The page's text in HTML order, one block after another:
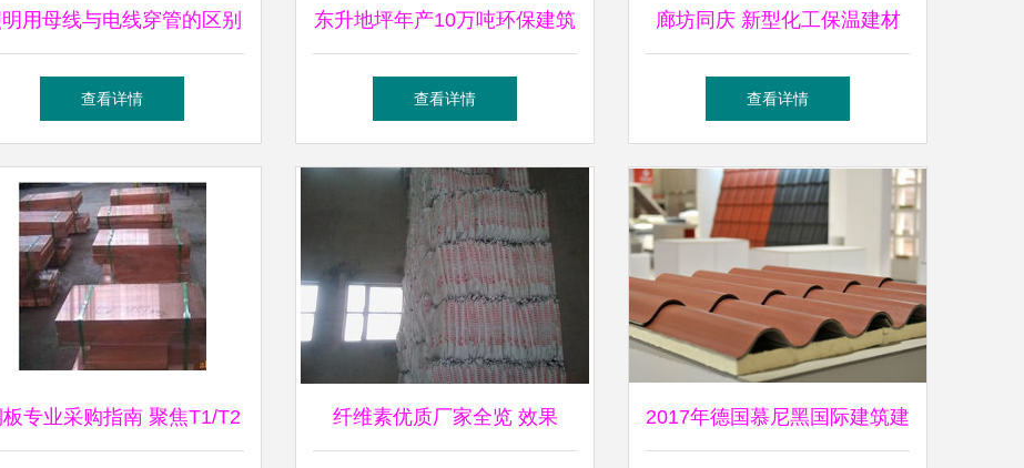
用母线与电线穿管的区别
及建筑材料分析
查看详情
东升地坪年产10万吨环保建筑
涂料化工厂即将投产，引领绿
查看详情
廊坊同庆 新型化工保温建材
领域卓越的展会服务提供商
查看详情
专业采购指南 聚焦T1/T2 纤维素优质厂家全览 效果 2017年德国慕尼黑国际建筑建